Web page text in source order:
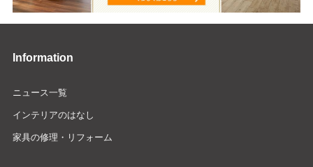
Information
ニュース一覧
インテリアのはなし
家具の修理・リフォーム